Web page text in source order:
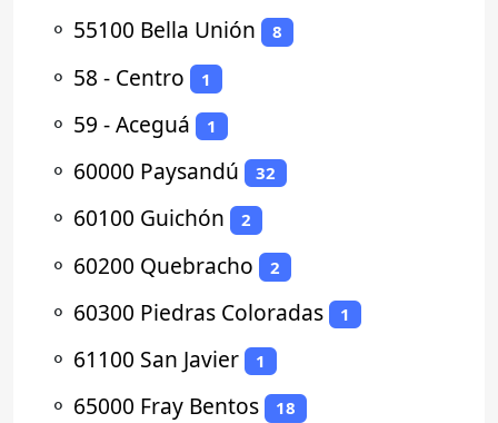
⚬ 55100 Bella Unión 8
⚬ 58 - Centro 1
⚬ 59 - Aceguá 1
⚬ 60000 Paysandú 32
⚬ 60100 Guichón 2
⚬ 60200 Quebracho 2
⚬ 60300 Piedras Coloradas 1
⚬ 61100 San Javier 1
⚬ 65000 Fray Bentos 18